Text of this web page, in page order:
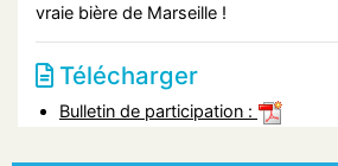
vraie bière de Marseille !
Télécharger
Bulletin de participation :